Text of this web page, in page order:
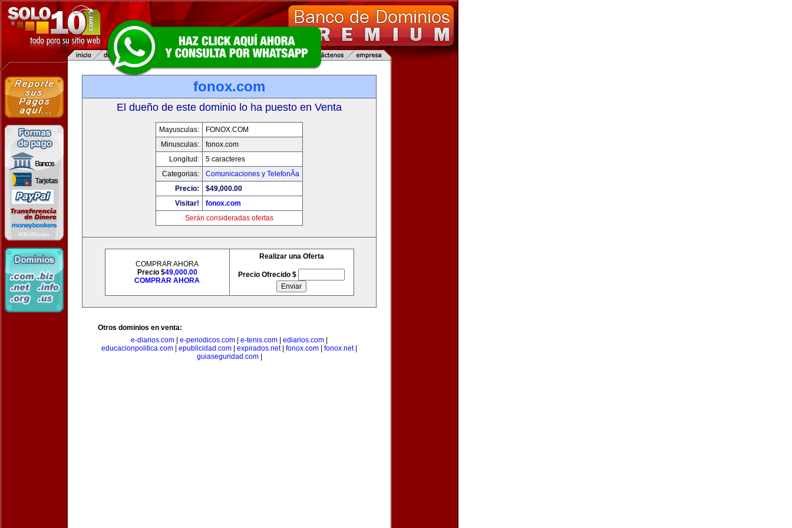
fonox.com
El dueño de este dominio lo ha puesto en Venta
Mayusculas:
FONOX.COM
Minusculas:
fonox.com
Longitud:
5 caracteres
Categorias:
Comunicaciones y TelefonÃ­a
Precio:
$49,000.00
Visitar!
fonox.com
Serán consideradas ofertas
COMPRAR AHORA
Precio $49,000.00
COMPRAR AHORA
Realizar una Oferta
Precio Ofrecido $
Otros dominios en venta:
e-diarios.com
e-periodicos.com e-tenis.com ediarios.com
educacionpolitica.com
epublicidad.com expirados.net| fonox.com fonox.net|
guiaseguridad.com|